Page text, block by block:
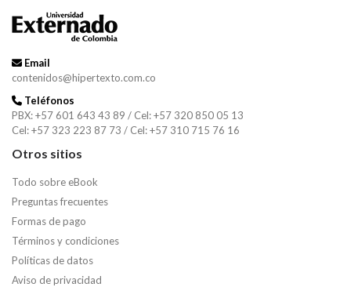
Email
contenidos@hipertexto.com.co
Teléfonos
PBX: +57 601 643 43 89 / Cel: +57 320 850 05 13
Cel: +57 323 223 87 73 / Cel: +57 310 715 76 16
Otros sitios
Todo sobre eBook
Preguntas frecuentes
Formas de pago
Términos y condiciones
Políticas de datos
Aviso de privacidad